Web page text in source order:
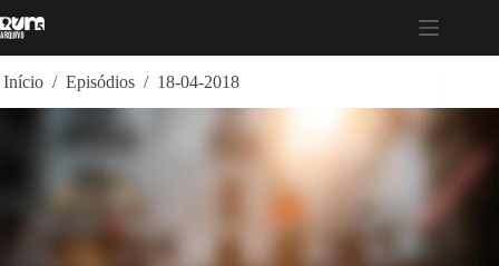
para
Início / Episódios / 18-04-2018